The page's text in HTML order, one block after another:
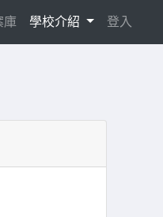
庫 學校介紹 登入